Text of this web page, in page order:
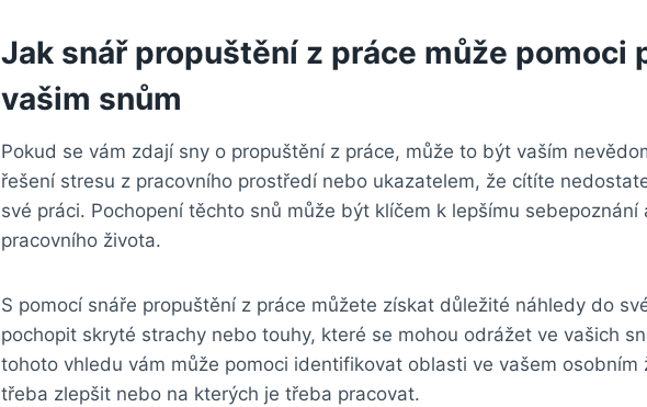
Jak snář propuštění z práce může pomoci
vašim snům
Pokud se vám zdají sny o propuštění z práce, může to být vaším
řešení stresu z pracovního prostředí nebo ukazatelem, že cítíte
své práci. Pochopení těchto snů může být klíčem k lepšímu sebepoznání
pracovního života.
S pomocí snáře propuštění z práce můžete získat důležité náhledy do
pochopit skryté strachy nebo touhy, které se mohou odrážet ve vašich
tohoto vhledu vám může pomoci identifikovat oblasti ve vašem osobním
třeba zlepšit nebo na kterých je třeba pracovat.